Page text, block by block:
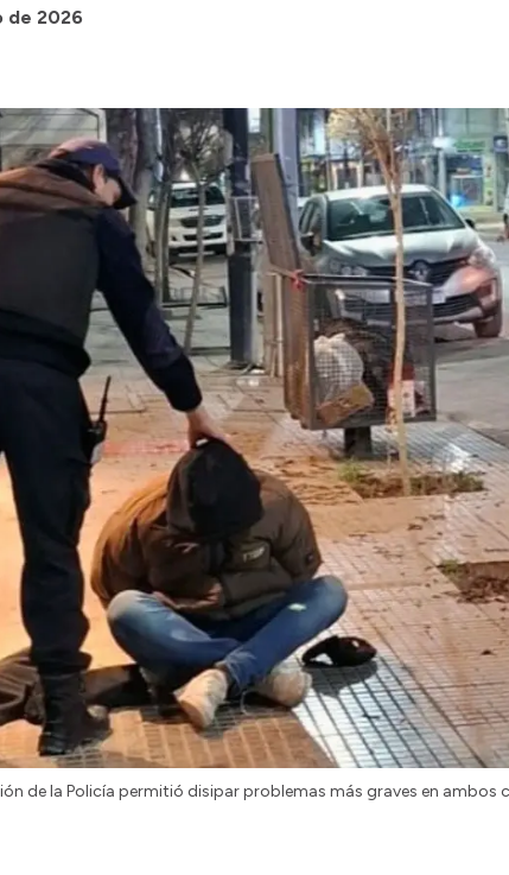
de 2026
de la Policía permitió disipar problemas más graves en ambos